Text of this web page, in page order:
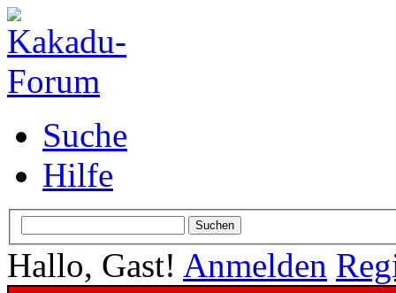
Suche
Hilfe
Hallo, Gast! Anmelden